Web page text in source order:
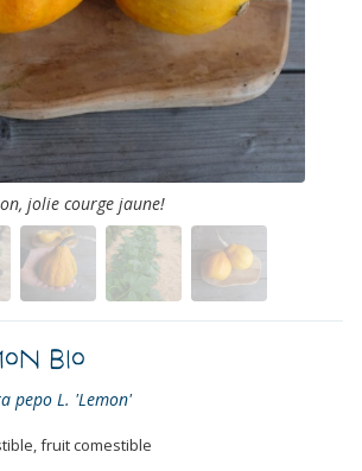
jolie courge jaune!
Bio
pepo L. 'Lemon'
fruit comestible